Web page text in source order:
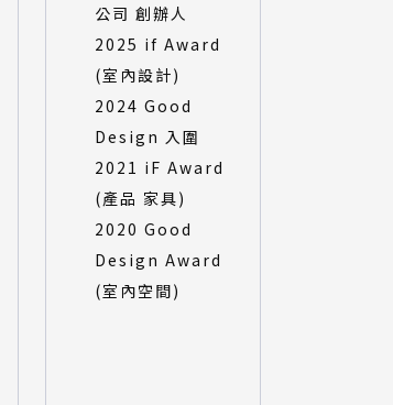
公司 創辦人
2025 if Award
(室內設計)
2024 Good
Design 入圍
2021 iF Award
(產品 家具)
2020 Good
Design Award
(室內空間)